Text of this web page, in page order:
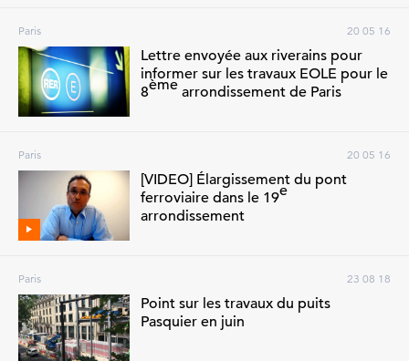
Paris 20 05 16
Lettre envoyée aux riverains pour
informer sur les travaux EOLE pour le
8ème arrondissement de Paris
Paris 20 05 16
[VIDEO] Élargissement du pont
ferroviaire dans le 19e
arrondissement
Paris 23 08 18
Point sur les travaux du puits
Pasquier en juin